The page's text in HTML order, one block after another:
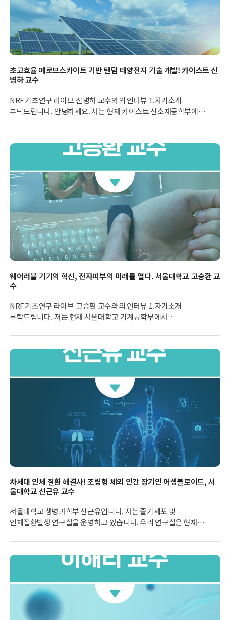
초고효율 페로브스카이트 기반 탠덤 태양전지 기술 개발! 카이스트 신
병하 교수
NRF 기초연구 라이브 신병하 교수와의 인터뷰 1.자기소개
부탁드립니다. 안녕하세요. 저는 현재 카이스트 신소재공학부에
왓슨 연구소에서 범용 무독성 원소들로 이루어져 있는 'CZTS'라고
불리는 Cu2ZnSnS4 황하물 태양전지 연구를 하였습니다. 2014년
2월 카이스트 부임 이후에는 할라이드 페로브스카이트 태양전지,
개발, 광전기 화학 에너지 변환에 대한 연구를 진행해 오고 있습니다.
웨어러블 기기의 혁신, 전자피부의 미래를 열다. 서울대학교 고승환 교
수
NRF 기초연구 라이브 고승환 교수와의 인터뷰 1.자기소개
부탁드립니다. 저는 현재 서울대학교 기계공학부에서
서울대학교는 2013년부터 부임했고 그전에는 카이스트
기계공학과에서 2009년부터 4년간 교수로 재직했었습니다. 관심
있는 연구분야는 나노물질 개발 및 저온 공정을 개발하여 다양한
전자기기로는 웨어러블 전자기기, 플렉서블/스트레처블 전자기기,
투명 전자기기, 소프트 로봇, VR/AR 기기, 기능성 필터 등이
차세대 인체 질환 해결사! 조립형 체외 인간 장기인 어셈블로이드, 서
울대학교 신근유 교수
서울대학교 생명과학부 신근유입니다. 저는 줄기세포 및
인체질환발생 연구실을 운영하고 있습니다. 우리 연구실은 현재
등의 복잡하고 다양한 질병을 줄기세포 및 오가노이드 모델링을
통해서 질병의 발생 기작 규명 및 치료법 개발을 위한 연구를
진행하고 있습니다.